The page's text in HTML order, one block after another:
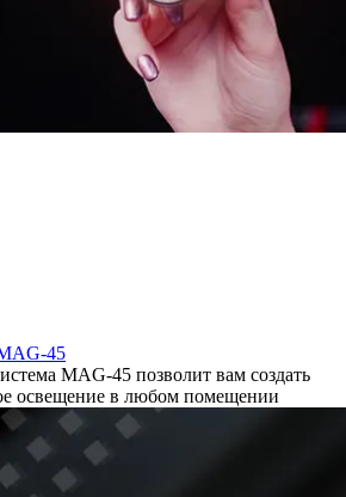
45
MAG-45 позволит вам создать
освещение в любом помещении